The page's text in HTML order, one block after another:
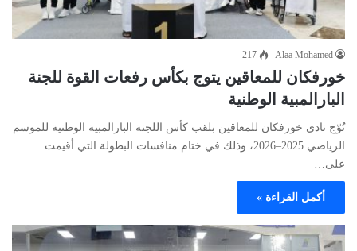
Alaa Mohamed
217
خورفكان للمعاقين يتوج بكأس رفعات القوة للجنة
البارالمبية الوطنية
تُوّج نادي خورفكان للمعاقين بلقب كأس اللجنة البارالمبية الوطنية للموسم
الرياضي 2025–2026، وذلك في ختام منافسات البطولة التي أقيمت
على…
أكمل القراءة »